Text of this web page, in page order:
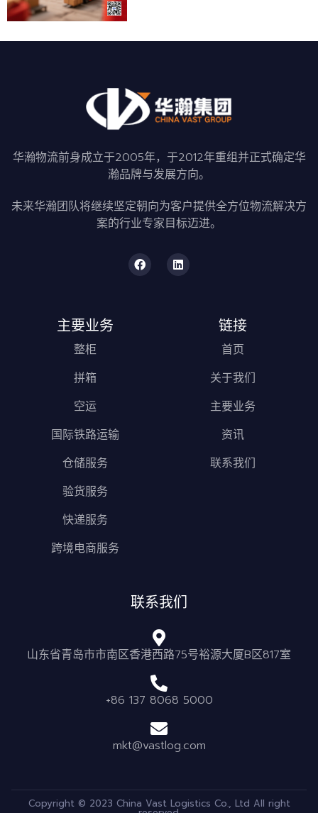
华瀚物流前身成立于2005年，于2012年重组并正式确定华
瀚品牌与发展方向。
未来华瀚团队将继续坚定朝向为客户提供全方位物流解决方
案的行业专家目标迈进。
主要业务
整柜
拼箱
空运
国际铁路运输
仓储服务
验货服务
快递服务
跨境电商服务
链接
首页
关于我们
主要业务
资讯
联系我们
联系我们
山东省青岛市市南区香港西路75号裕源大厦B区817室
+86 137 8068 5000
mkt@vastlog.com
Copyright © 2023 China Vast Logistics Co., Ltd All right